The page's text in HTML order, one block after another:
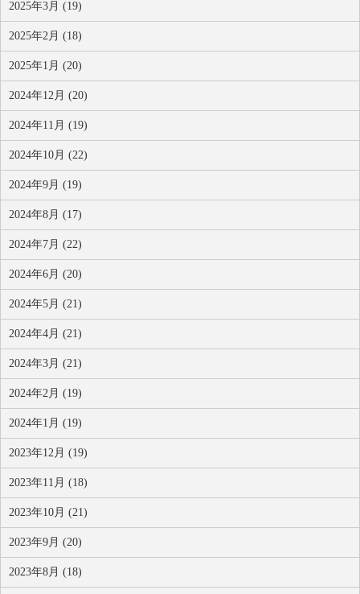
2025年3月 (19)
2025年2月 (18)
2025年1月 (20)
2024年12月 (20)
2024年11月 (19)
2024年10月 (22)
2024年9月 (19)
2024年8月 (17)
2024年7月 (22)
2024年6月 (20)
2024年5月 (21)
2024年4月 (21)
2024年3月 (21)
2024年2月 (19)
2024年1月 (19)
2023年12月 (19)
2023年11月 (18)
2023年10月 (21)
2023年9月 (20)
2023年8月 (18)